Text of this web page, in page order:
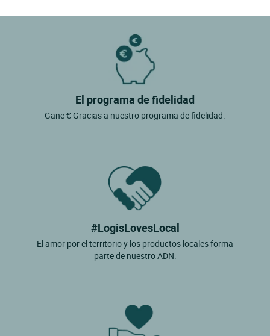
El programa de fidelidad
Gane € Gracias a nuestro programa de fidelidad.
#LogisLovesLocal
El amor por el territorio y los productos locales forma
parte de nuestro ADN.